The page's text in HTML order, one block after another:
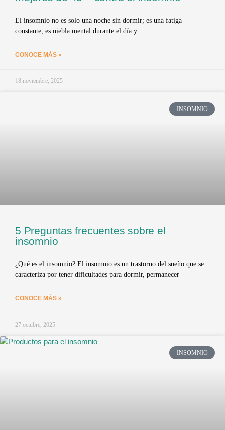
El insomnio no es solo una noche sin dormir; es una fatiga
constante, es niebla mental durante el día y
CONOCE MÁS »
18 noviembre, 2025
INSOMNIO
5 Preguntas frecuentes sobre el
insomnio
¿Qué es el insomnio? El insomnio es un trastorno del sueño que se
caracteriza por tener dificultades para dormir, permanecer
CONOCE MÁS »
27 octubre, 2025
INSOMNIO